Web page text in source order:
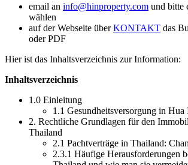
email an info@hinproperty.com und bitte
wählen
auf der Webseite überKONTAKT das
oder PDF
Hier ist das Inhaltsverzeichnis zur Information:
Inhaltsverzeichnis
1.0 Einleitung
1.1 Gesundheitsversorgung in Hua
2. Rechtliche Grundlagen für den
Thailand
2.1 Pachtverträge in Thailand:
2.3.1 Häufige Herausforderungen